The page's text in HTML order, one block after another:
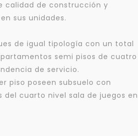
calidad de construcción y
sus unidades.
de igual tipología con un total
semi pisos de cuatro
de servicio.
piso poseen subsuelo con
del cuarto nivel sala de juegos en